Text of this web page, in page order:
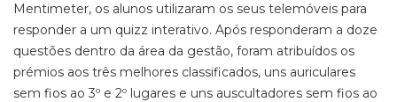
Mentimeter, os alunos utilizaram os seus telemóveis para
responder a um quizz interativo. Após responderam a doze
questões dentro da área da gestão, foram atribuídos os
prémios aos três melhores classificados, uns auriculares
sem fios ao 3º e 2º lugares e uns auscultadores sem fios ao